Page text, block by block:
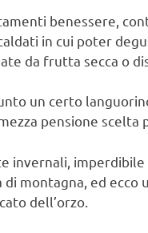
benessere,
in cui poter
da frutta secca o
un certo
pensione scelta
invernali,
montagna, ed ecco
dell’orzo.